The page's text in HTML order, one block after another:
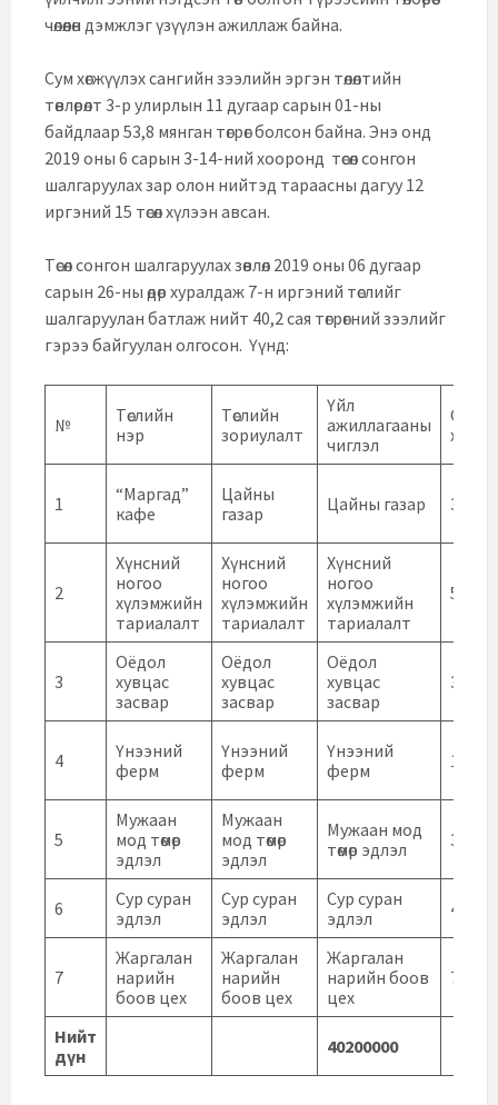
чөлөөлөн дэмжлэг үзүүлэн ажиллаж байна.
Сум хөгжүүлэх сангийн зээлийн эргэн төлөлтийн
төвлөрөлт 3-р улирлын 11 дугаар сарын 01-ны
байдлаар 53,8 мянган төгрөг болсон байна. Энэ онд
2019 оны 6 сарын 3-14-ний хооронд төсөл сонгон
шалгаруулах зар олон нийтэд тараасны дагуу 12
иргэний 15 төсөл хүлээн авсан.
Төсөл сонгон шалгаруулах зөвлөл 2019 оны 06 дугаар
сарын 26-ны өдөр хуралдаж 7-н иргэний төслийг
шалгаруулан батлаж нийт 40,2 сая төгрөгний зээлийг
гэрээ байгуулан олгосон. Үүнд:
№
Төслийн
нэр
Төслийн
зориулалт
Үйл
ажиллагааны
чиглэл
1
“Маргад”
кафе
Цайны
газар
Цайны газар
2
Хүнсний
ногоо
хүлэмжийн
тариалалт
Хүнсний
ногоо
хүлэмжийн
тариалалт
Хүнсний
ногоо
хүлэмжийн
тариалалт
3
Оёдол
хувцас
засвар
Оёдол
хувцас
засвар
Оёдол
хувцас
засвар
4
Үнээний
ферм
Үнээний
ферм
Үнээний
ферм
5
Мужаан
мод төмөр
эдлэл
Мужаан
мод төмөр
эдлэл
Мужаан мод
төмөр эдлэл
6
Сур суран
эдлэл
Сур суран
эдлэл
Сур суран
эдлэл
7
Жаргалан
нарийн
боов цех
Жаргалан
нарийн
боов цех
Жаргалан
нарийн боов
цех
Нийт
дүн
40200000